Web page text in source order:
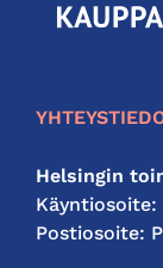
seudun
Helsingin
Käyntiosoite:
Postiosoite: